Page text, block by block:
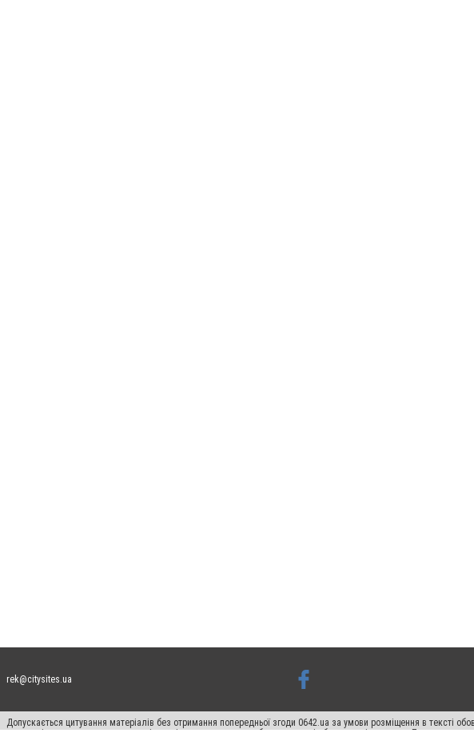
rek@citysites.ua
Допускається цитування матеріалів без отримання попередньої згоди 0642.ua за умови розміщення в тексті
систем гіперпосилання на цитовані статті не нижче другого абзацу в тексті або в якості джерела. Порушення